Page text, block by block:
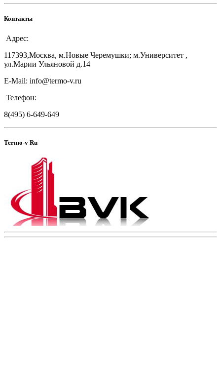
Контакты
Адрес:
117393,Москва, м.Новые Черемушки; м.Университет ,
ул.Марии Ульяновой д.14
E-Mail: info@termo-v.ru
Телефон:
8(495) 6-649-649
Termo-v Ru